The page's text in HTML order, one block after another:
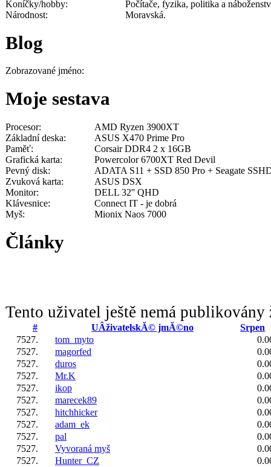
Koníčky/hobby:
Počítače, fyzika, politika a
Národnost:
Moravská.
Blog
Zobrazované jméno:
Moje sestava
Procesor:
AMD Ryzen 3900XT
Základní deska:
ASUS X470 Prime Pro
Paměť:
Corsair DDR4 2 x 16GB
Grafická karta:
Powercolor 6700XT Red Devil
Pevný disk:
ADATA S11 + SSD 850 Pro + Seagate
Zvuková karta:
ASUS DSX
Monitor:
DELL 32'' QHD
Klávesnice:
Connect IT - je dobrá
Myš:
Mionix Naos 7000
Články
Tento uživatel ještě nemá publikovány
# UÂživatelskĂ© jmĂ©no
Srpen
7527.
tom_myto
7527.
magorfed
7527.
duros
7527.
Mr.K
7527.
ikop
7527.
marecek89
7527.
hitchhicker
7527.
adam_ek
7527.
pal
7527.
Vyvoraná myš
7527.
Hunter_CZ